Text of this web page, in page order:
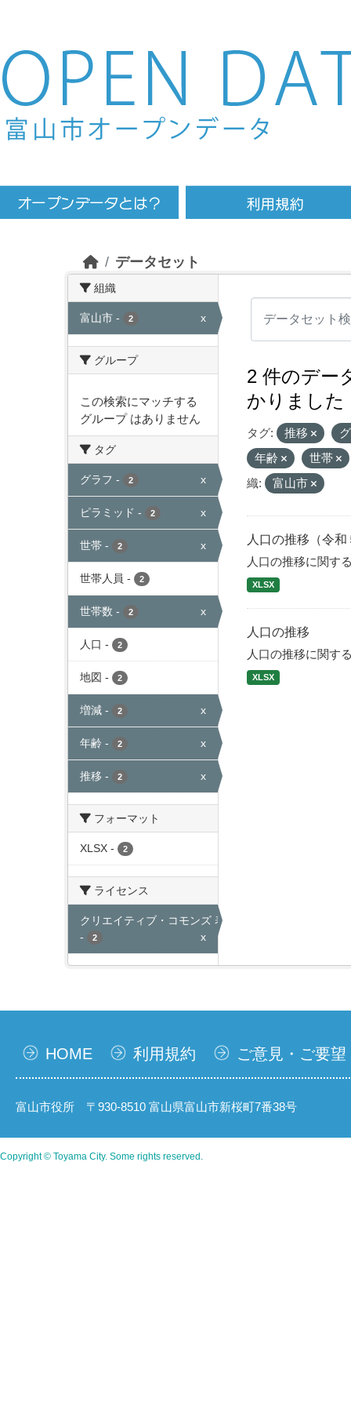
Skip to main content
データセット
組織
富山市 - 2 x
グループ
この検索にマッチする
グループ はありません
タグ
グラフ - 2 x
ピラミッド - 2 x
世帯 - 2 x
世帯人員 - 2
世帯数 - 2 x
人口 - 2
地図 - 2
増減 - 2 x
年齢 - 2 x
推移 - 2 x
フォーマット
XLSX - 2
ライセンス
クリエイティブ・コモンズ 表示
-
2 x
2 件のデー
かりました
タグ: 推移
年齢
世帯
織:
富山市
人口の推移（令和
人口の推移に関す
XLSX
人口の推移
人口の推移に関す
XLSX
HOME 利用規約 ご意見・ご要望
富山市役所 〒930-8510 富山県富山市新桜町7番38号
Copyright © Toyama City. Some rights reserved.